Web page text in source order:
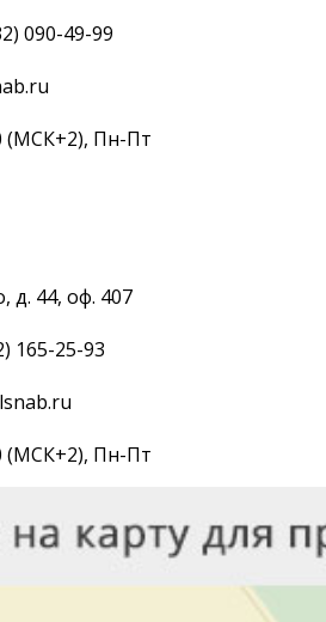
090-49-99
(МСК+2), Пн-Пт
д. 44, оф. 407
165-25-93
(МСК+2), Пн-Пт